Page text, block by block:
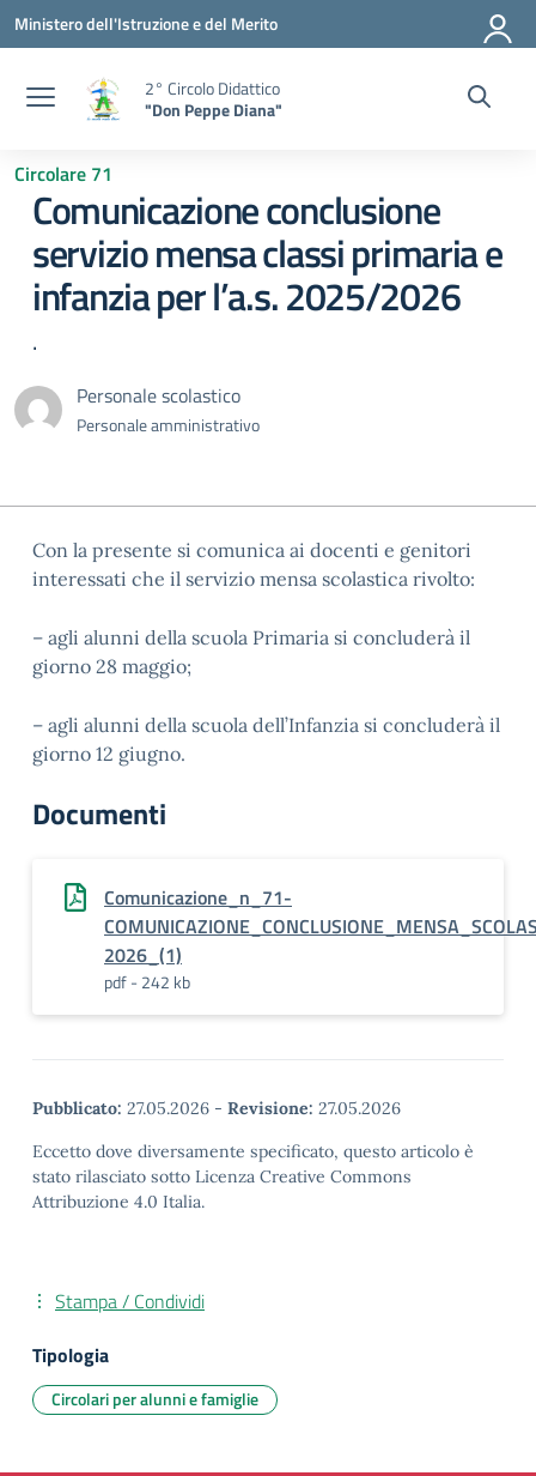
Vai ai contenuti
Vai al menu di navigazione
Vai al footer
Ministero dell'Istruzione e del Merito
2° Circolo Didattico
"Don Peppe Diana"
Circolare 71
Comunicazione conclusione
servizio mensa classi primaria e
infanzia per l’a.s. 2025/2026
.
Personale scolastico
Personale amministrativo
Con la presente si comunica ai docenti e genitori
interessati che il servizio mensa scolastica rivolto:
– agli alunni della scuola Primaria si concluderà il
giorno 28 maggio;
– agli alunni della scuola dell’Infanzia si concluderà il
giorno 12 giugno.
Documenti
Comunicazione_n_71-
2026_(1)
pdf - 242 kb
Pubblicato: 27.05.2026 - Revisione: 27.05.2026
Eccetto dove diversamente specificato, questo articolo è
stato rilasciato sotto Licenza Creative Commons
Attribuzione 4.0 Italia.
Stampa / Condividi
Tipologia
Circolari per alunni e famiglie